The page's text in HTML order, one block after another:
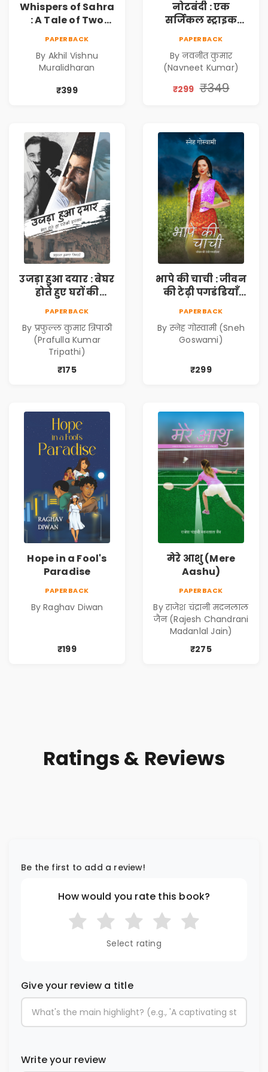
Whispers of Sahra
: A Tale of Two
Journey of
Changing Life
PAPERBACK
By Akhil Vishnu
Muralidharan
₹399
नोटबंदी : एक
सर्जिकल स्ट्राइक
विमुद्रीकरण
(Demonetisation)
| काला धन (Black
PAPERBACK
By नवनीत कुमार
(Navneet Kumar)
₹299 ₹349
उजड़ा हुआ दयार : बेघर
होते हुए घरों की
Hote Huye Gharon
Ki Dastan)
PAPERBACK
By प्रफुल्ल कुमार त्रिपाठी
(Prafulla Kumar
Tripathi)
₹175
भापे की चाची : जीवन
की टेढ़ी पगडंडियाँ
Pagadandiyaan)
PAPERBACK
By स्नेह गोस्वामी (Sneh
Goswami)
₹299
Hope in a Fool's
Paradise
PAPERBACK
By Raghav Diwan
₹199
मेरे आशु (Mere
Aashu)
PAPERBACK
By राजेश चंद्रानी मदनलाल
जैन (Rajesh Chandrani
Madanlal Jain)
₹275
Ratings & Reviews
Be the first to add a review!
How would you rate this book?
Select rating
Give your review a title
Write your review